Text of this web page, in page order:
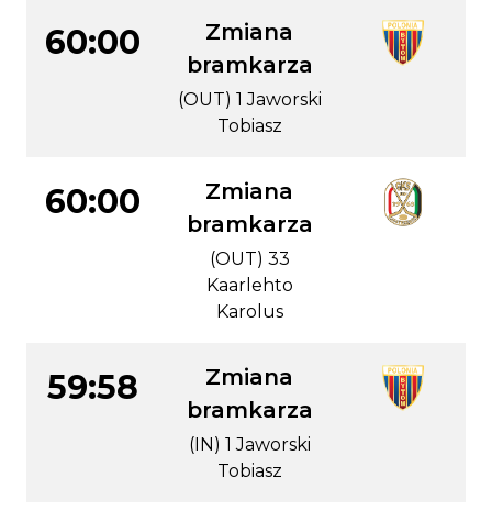
60:00
Zmiana
bramkarza
(OUT) 1 Jaworski
Tobiasz
60:00
Zmiana
bramkarza
(OUT) 33
Kaarlehto
Karolus
59:58
Zmiana
bramkarza
(IN) 1 Jaworski
Tobiasz